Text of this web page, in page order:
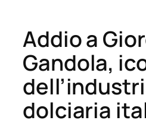
Addio a
Gandola,
dolciaria